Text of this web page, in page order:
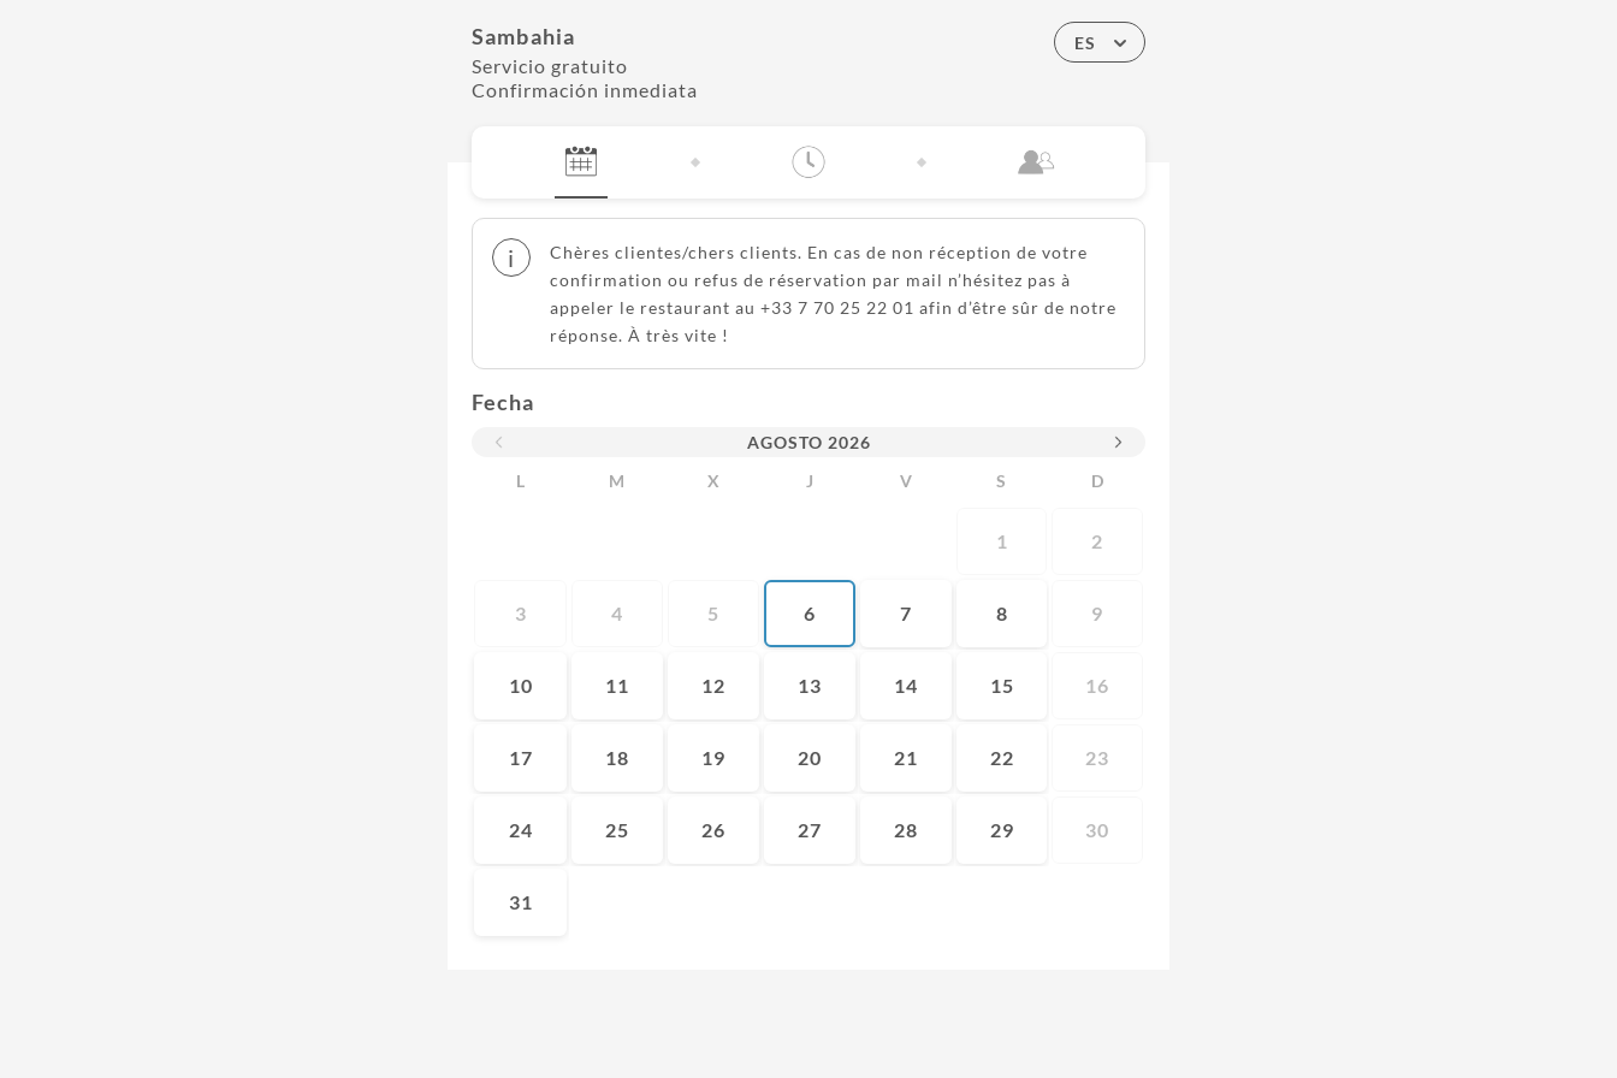
Sambahia
Servicio gratuito
Confirmación inmediata
ES
i
Chères clientes/chers clients. En cas de non réception de votre
confirmation ou refus de réservation par mail n’hésitez pas à
appeler le restaurant au +33 7 70 25 22 01 afin d’être sûr de notre
réponse. À très vite !
Fecha
AGOSTO 2026
L
M X J V S D
1 2
3 4 5 6 7 8 9
10 11 12 13 14 15 16
17 18 19 20 21 22 23
24 25 26 27 28 29 30
31